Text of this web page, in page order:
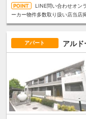
LINE問い合わせオン
ーカー物件多数取り扱い店当店
アパート アルド